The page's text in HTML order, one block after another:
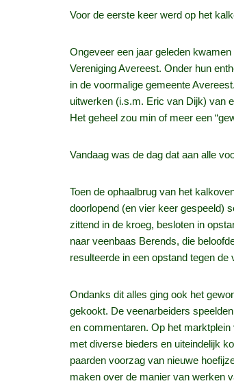
Voor de eerste keer werd op het
Ongeveer een jaar geleden
Vereniging Avereest. Onder hun
in de voormalige gemeente
uitwerken (i.s.m. Eric van Dijk) van
Het geheel zou min of meer een
Vandaag was de dag dat aan alle
Toen de ophaalbrug van het
doorlopend (en vier keer gespeeld)
zittend in de kroeg, besloten in
naar veenbaas Berends, die
resulteerde in een opstand tegen
Ondanks dit alles ging ook het
gekookt. De veenarbeiders
en commentaren. Op het
met diverse bieders en uiteindelijk
paarden voorzag van nieuwe
maken over de manier van werken